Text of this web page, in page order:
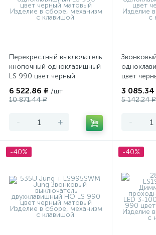
Перекрестный выключатель
кнопочный одноклавишный
LS 990 цвет черный
6 522.86 ₽ /шт
10 871.44 ₽
- +
цвет
3 085.34
5 142.24 ₽
-
-40% -40%